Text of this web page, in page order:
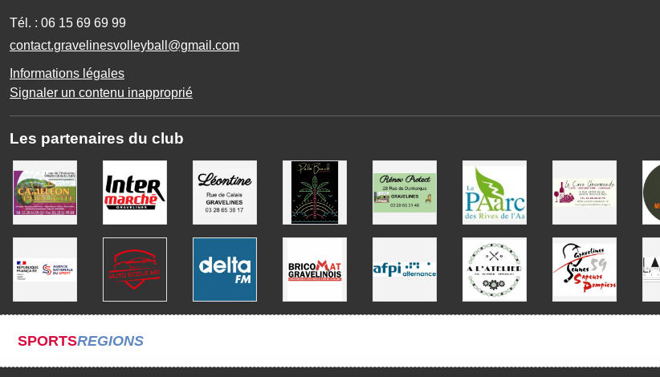
Tél. : 06 15 69 69 99
contact.gravelinesvolleyball@gmail.com
Informations légales
Signaler un contenu inapproprié
Les partenaires du club
SPORTSREGIONS